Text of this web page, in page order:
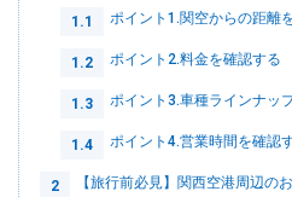
1.1 ポイント1.関空からの距離
1.2 ポイント2.料金を確認する
1.3 ポイント3.車種ラインナッ
1.4 ポイント4.営業時間を確認
2 【旅行前必見】関西空港周辺の